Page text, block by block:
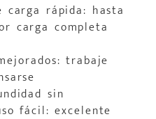
rápida: hasta
carga completa
trabaje
sin
fácil: excelente